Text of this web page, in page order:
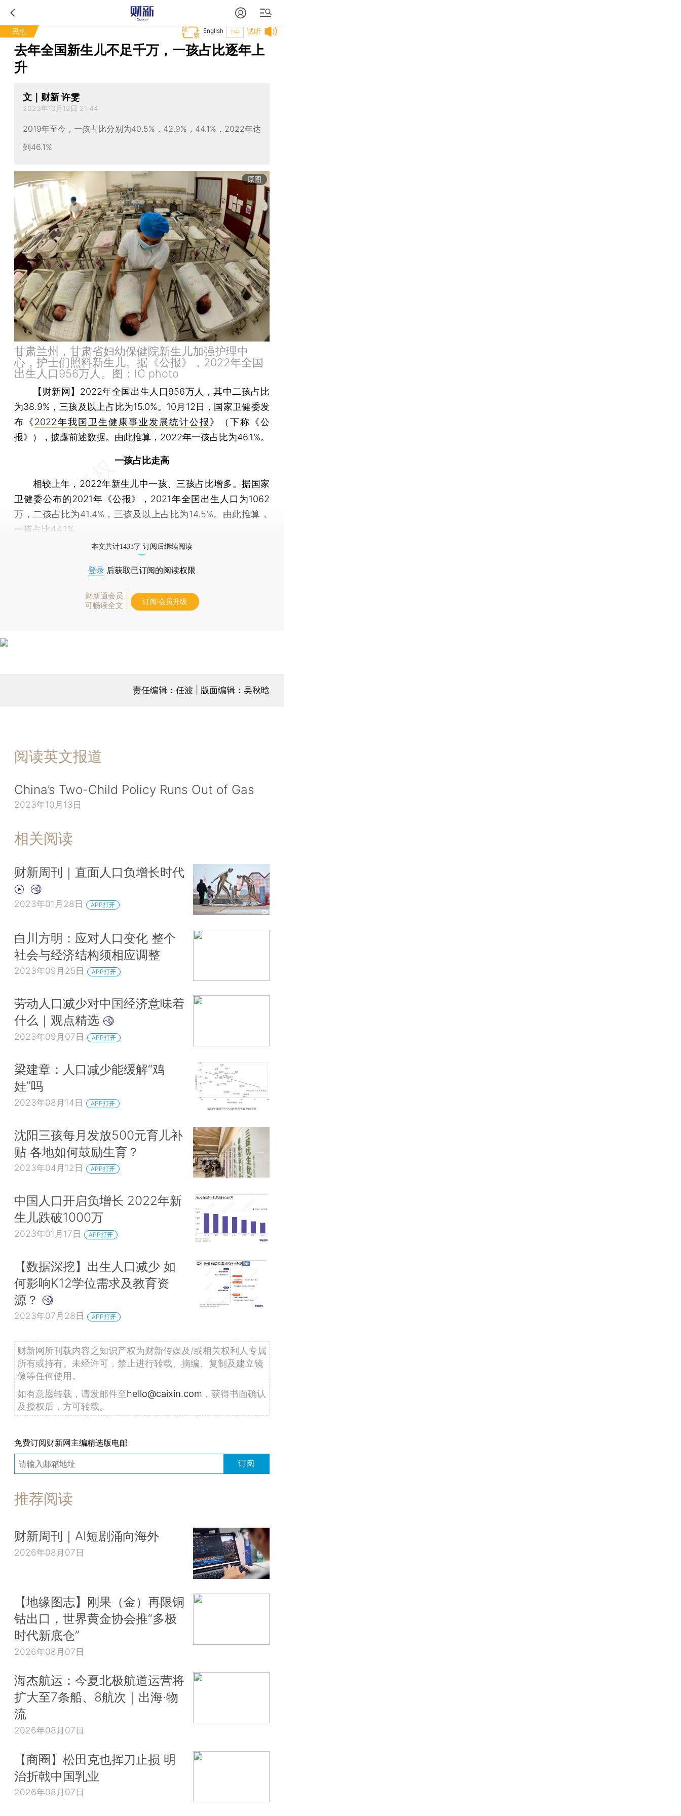
民生 试听
T中
English
去年全国新生儿不足千万，一孩占比逐年上
升
文｜财新 许雯
2023年10月12日 21:44
2019年至今，一孩占比分别为40.5%，42.9%，44.1%，2022年达
到46.1%
原图
甘肃兰州，甘肃省妇幼保健院新生儿加强护理中
心，护士们照料新生儿。据《公报》，2022年全国
出生人口956万人。图：IC photo
【财新网】 2022年全国出生人口956万人，其中二孩占比
为38.9%，三孩及以上占比为15.0%。10月12日，国家卫健委发
布《2022年我国卫生健康事业发展统计公报》（下称《公
报》），披露前述数据。由此推算，2022年一孩占比为46.1%。
一孩占比走高
相较上年，2022年新生儿中一孩、三孩占比增多。据国家
卫健委公布的2021年《公报》，2021年全国出生人口为1062
万，二孩占比为41.4%，三孩及以上占比为14.5%。由此推算，
一孩占比44.1%。
本文共计1433字 订阅后继续阅读
登录 后获取已订阅的阅读权限
财新通会员
可畅读全文
订阅/会员升级
责任编辑：任波 | 版面编辑：吴秋晗
阅读英文报道
China’s Two-Child Policy Runs Out of Gas
2023年10月13日
相关阅读
财新周刊｜直面人口负增长时代
2023年01月28日 APP打开
白川方明：应对人口变化 整个
社会与经济结构须相应调整
2023年09月25日 APP打开
劳动人口减少对中国经济意味着
什么｜观点精选
2023年09月07日 APP打开
梁建章：人口减少能缓解“鸡
娃”吗
2023年08月14日 APP打开
沈阳三孩每月发放500元育儿补
贴 各地如何鼓励生育？
2023年04月12日 APP打开
中国人口开启负增长 2022年新
生儿跌破1000万
2023年01月17日 APP打开
【数据深挖】出生人口减少 如
何影响K12学位需求及教育资
源？
2023年07月28日 APP打开
财新网所刊载内容之知识产权为财新传媒及/或相关权利人专属
所有或持有。未经许可，禁止进行转载、摘编、复制及建立镜
像等任何使用。
如有意愿转载，请发邮件至hello@caixin.com ，获得书面确认
及授权后，方可转载。
免费订阅财新网主编精选版电邮
订阅
推荐阅读
财新周刊｜AI短剧涌向海外
2026年08月07日
【地缘图志】刚果（金）再限铜
钴出口，世界黄金协会推“多极
时代新底仓”
2026年08月07日
海杰航运：今夏北极航道运营将
扩大至7条船、8航次｜出海·物
流
2026年08月07日
【商圈】松田克也挥刀止损 明
治折戟中国乳业
2026年08月07日